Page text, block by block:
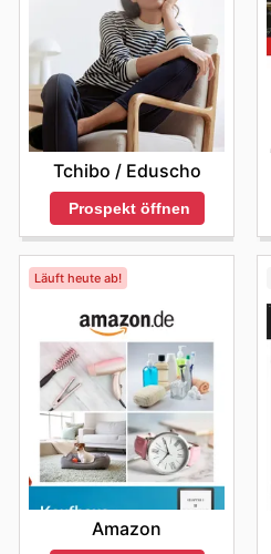
Tchibo / Eduscho
Prospekt öffnen
Läuft heute ab!
Amazon